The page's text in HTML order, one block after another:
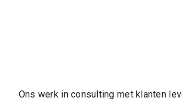
Ons werk in consulting met klanten